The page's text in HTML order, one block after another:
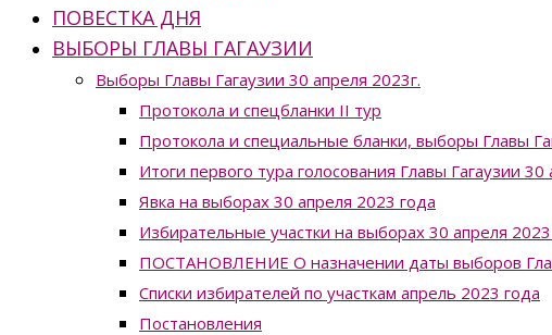
ПОВЕСТКА ДНЯ
ВЫБОРЫ ГЛАВЫ ГАГАУЗИИ
Выборы Главы Гагаузии 30 апреля 2023г.
Протокола и спецбланки II тур
Протокола и специальные бланки, выборы Главы
Итоги первого тура голосования Главы Гагаузии
Явка на выборах 30 апреля 2023 года
Избирательные участки на выборах 30 апреля
ПОСТАНОВЛЕНИЕ О назначении даты выборов
Списки избирателей по участкам апрель 2023 года
Постановления